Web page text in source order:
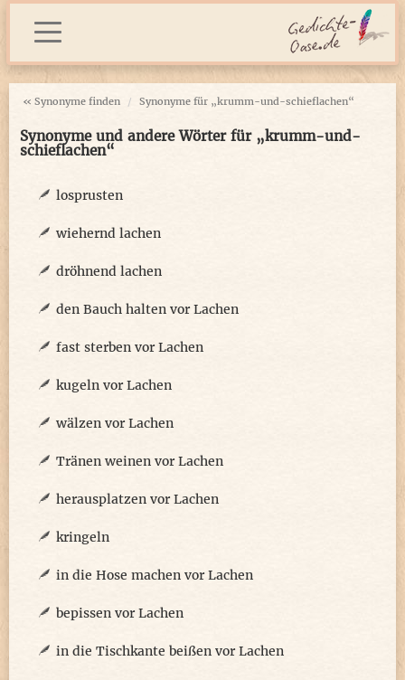
« Synonyme finden Synonyme für „krumm-und-schieflachen“
Synonyme und andere Wörter für „krumm-und-
schieflachen“
losprusten
wiehernd lachen
dröhnend lachen
den Bauch halten vor Lachen
fast sterben vor Lachen
kugeln vor Lachen
wälzen vor Lachen
Tränen weinen vor Lachen
herausplatzen vor Lachen
kringeln
in die Hose machen vor Lachen
bepissen vor Lachen
in die Tischkante beißen vor Lachen